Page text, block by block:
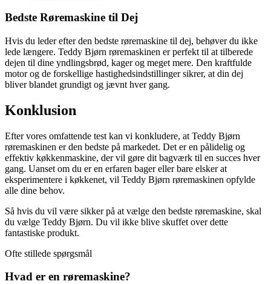
Bedste Røremaskine til Dej
Hvis du leder efter den bedste røremaskine til dej, behøver du ikke
lede længere. Teddy Bjørn røremaskinen er perfekt til at tilberede
dejen til dine yndlingsbrød, kager og meget mere. Den kraftfulde
motor og de forskellige hastighedsindstillinger sikrer, at din dej
bliver blandet grundigt og jævnt hver gang.
Konklusion
Efter vores omfattende test kan vi konkludere, at Teddy Bjørn
røremaskinen er den bedste på markedet. Det er en pålidelig og
effektiv køkkenmaskine, der vil gøre dit bagværk til en succes hver
gang. Uanset om du er en erfaren bager eller bare elsker at
eksperimentere i køkkenet, vil Teddy Bjørn røremaskinen opfylde
alle dine behov.
Så hvis du vil være sikker på at vælge den bedste røremaskine, skal
du vælge Teddy Bjørn. Du vil ikke blive skuffet over dette
fantastiske produkt.
Ofte stillede spørgsmål
Hvad er en røremaskine?